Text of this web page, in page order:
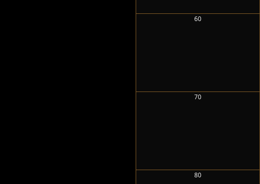
60
70
80